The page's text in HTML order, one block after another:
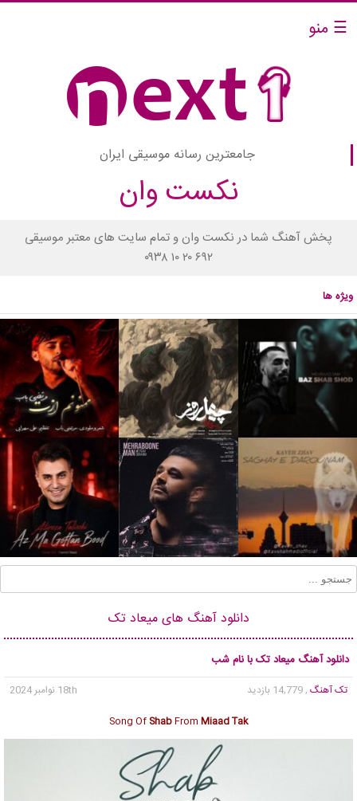
☰ منو
جامعترین رسانه موسیقی ایران
نکست وان
پخش آهنگ شما در نکست وان و تمام سایت های معتبر موسیقی
۰۹۳۸ ۱۰ ۲۰ ۶۹۲
ویژه ها
دانلود آهنگ های میعاد تک
دانلود آهنگ میعاد تک با نام شب
تک آهنگ , 14,779 بازدید
18th نوامبر 2024
Song Of ShabFrom Miaad Tak